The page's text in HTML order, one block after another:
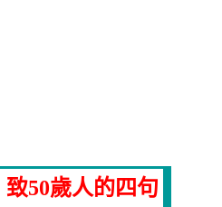
致50歲人的四句